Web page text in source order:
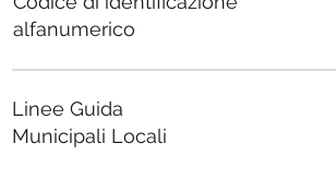
alfanumerico
Linee Guida
Municipali Locali